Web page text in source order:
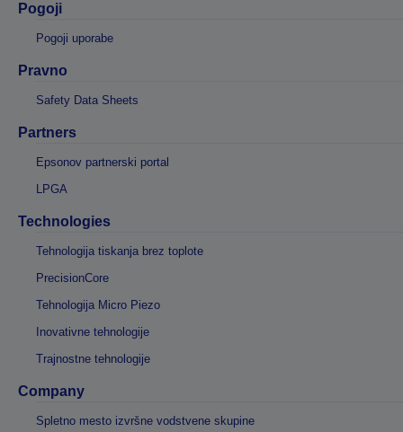
Pogoji
Pogoji uporabe
Pravno
Safety Data Sheets
Partners
Epsonov partnerski portal
LPGA
Technologies
Tehnologija tiskanja brez toplote
PrecisionCore
Tehnologija Micro Piezo
Inovativne tehnologije
Trajnostne tehnologije
Company
Spletno mesto izvršne vodstvene skupine